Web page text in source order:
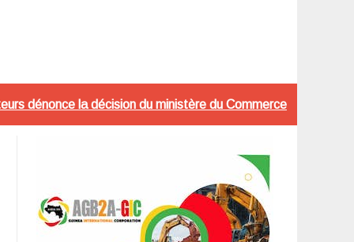
dénonce la décision du ministère du Commerce